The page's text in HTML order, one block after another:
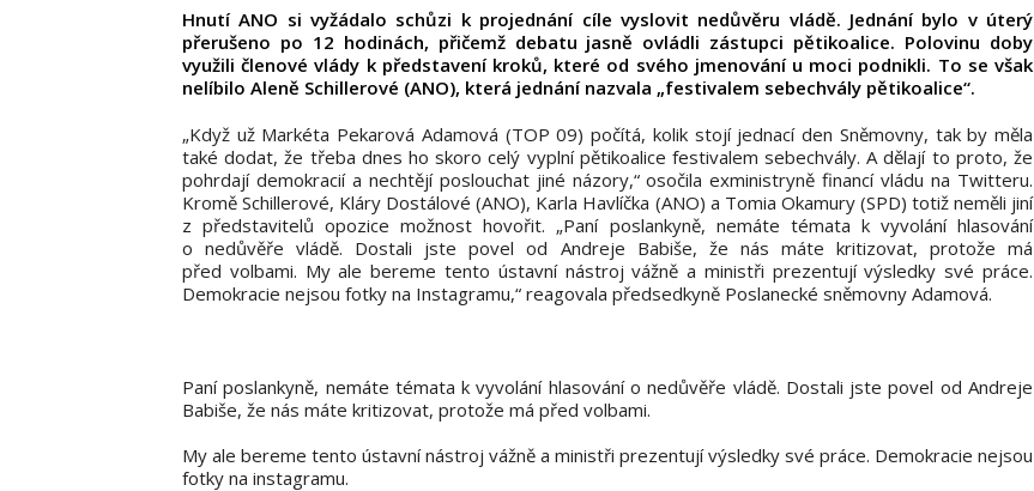
Hnutí ANO si vyžádalo schůzi k projednání cíle vyslovit nedůvěru vládě. Jednání bylo v úterý
přerušeno po 12 hodinách, přičemž debatu jasně ovládli zástupci pětikoalice. Polovinu doby
využili členové vlády k představení kroků, které od svého jmenování u moci podnikli. To se však
nelíbilo Aleně Schillerové (ANO), která jednání nazvala „festivalem sebechvály pětikoalice“.
„Když už Markéta Pekarová Adamová (TOP 09) počítá, kolik stojí jednací den Sněmovny, tak by měla
také dodat, že třeba dnes ho skoro celý vyplní pětikoalice festivalem sebechvály. A dělají to proto, že
pohrdají demokracií a nechtějí poslouchat jiné názory,“ osočila exministryně financí vládu na Twitteru.
Kromě Schillerové, Kláry Dostálové (ANO), Karla Havlíčka (ANO) a Tomia Okamury (SPD) totiž neměli jiní
z představitelů opozice možnost hovořit. „Paní poslankyně, nemáte témata k vyvolání hlasování
o nedůvěře vládě. Dostali jste povel od Andreje Babiše, že nás máte kritizovat, protože má
před volbami. My ale bereme tento ústavní nástroj vážně a ministři prezentují výsledky své práce.
Demokracie nejsou fotky na Instagramu,“ reagovala předsedkyně Poslanecké sněmovny Adamová.
Paní poslankyně, nemáte témata k vyvolání hlasování o nedůvěře vládě. Dostali jste povel od Andreje
Babiše, že nás máte kritizovat, protože má před volbami.
My ale bereme tento ústavní nástroj vážně a ministři prezentují výsledky své práce. Demokracie nejsou
fotky na instagramu.